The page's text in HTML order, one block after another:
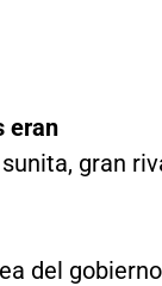
eran
gran
del gobierno